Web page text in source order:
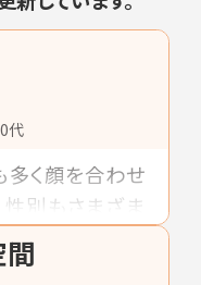
代
多く顔を合わせ
別もさまざま
ど なんとなく
して そんなメ
間